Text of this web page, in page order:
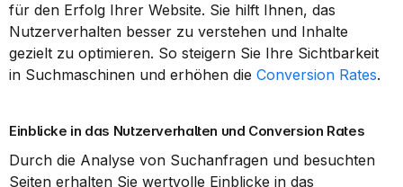
für den Erfolg Ihrer Website. Sie hilft Ihnen, das
Nutzerverhalten besser zu verstehen und Inhalte
gezielt zu optimieren. So steigern Sie Ihre Sichtbarkeit
in Suchmaschinen und erhöhen die Conversion Rates.
Einblicke in das Nutzerverhalten und Conversion Rates
Durch die Analyse von Suchanfragen und besuchten
Seiten erhalten Sie wertvolle Einblicke in das